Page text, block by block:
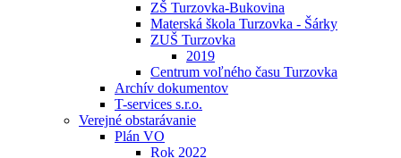
ZŠ Turzovka-Bukovina
Materská škola Turzovka - Šárky
ZUŠ Turzovka
2019
Centrum voľného času Turzovka
Archív dokumentov
T-services s.r.o.
Verejné obstarávanie
Plán VO
Rok 2022